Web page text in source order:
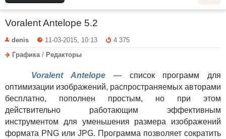
Voralent Antelope 5.2
denis 11-03-2015, 10:13
4 375
Графика/ Редакторы
Voralent Antelope — список программ для
оптимизации изображений, распространяемых авторами
бесплатно, пополнен простым, но при этом
действительно работающим эффективным
инструментом для уменьшения размера изображений
формата PNG или JPG. Программа позволяет сократить